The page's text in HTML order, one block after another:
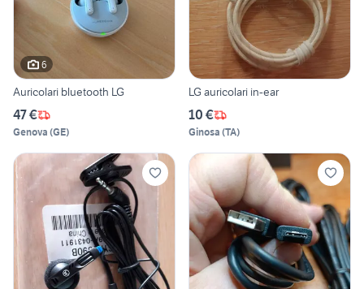
6
Auricolari bluetooth LG
47 €
Genova (GE)
LG auricolari in-ear
10 €
Ginosa (TA)